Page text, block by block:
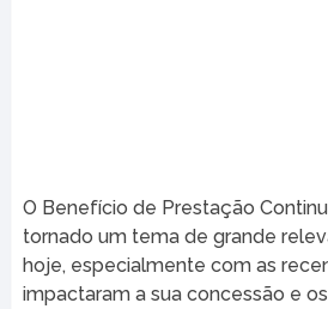
O Benefício de Prestação
tornado um tema de grande
hoje, especialmente com as
impactaram a sua concessão e